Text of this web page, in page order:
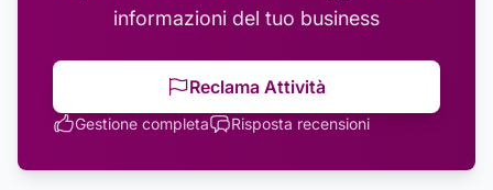
informazioni del tuo business
Reclama Attività
Gestione completa Risposta recensioni